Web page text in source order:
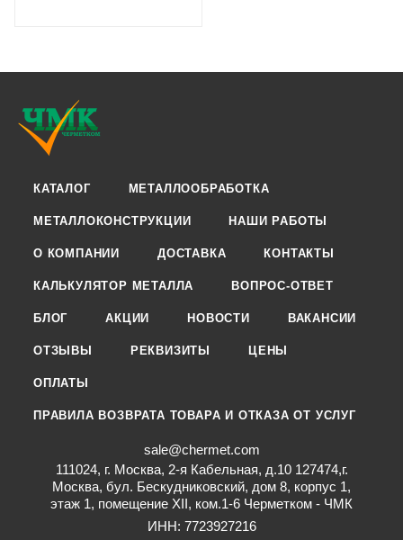
КАТАЛОГ МЕТАЛЛООБРАБОТКА
МЕТАЛЛОКОНСТРУКЦИИ НАШИ РАБОТЫ
О КОМПАНИИ ДОСТАВКА КОНТАКТЫ
КАЛЬКУЛЯТОР МЕТАЛЛА ВОПРОС-ОТВЕТ
БЛОГ АКЦИИ НОВОСТИ ВАКАНСИИ
ОТЗЫВЫ РЕКВИЗИТЫ ЦЕНЫ
ОПЛАТЫ
ПРАВИЛА ВОЗВРАТА ТОВАРА И ОТКАЗА ОТ УСЛУГ
sale@chermet.com
111024, г. Москва, 2-я Кабельная, д.10 127474,г.
Москва, бул. Бескудниковский, дом 8, корпус 1,
этаж 1, помещение XII, ком.1-6 Черметком - ЧМК
ИНН: 7723927216